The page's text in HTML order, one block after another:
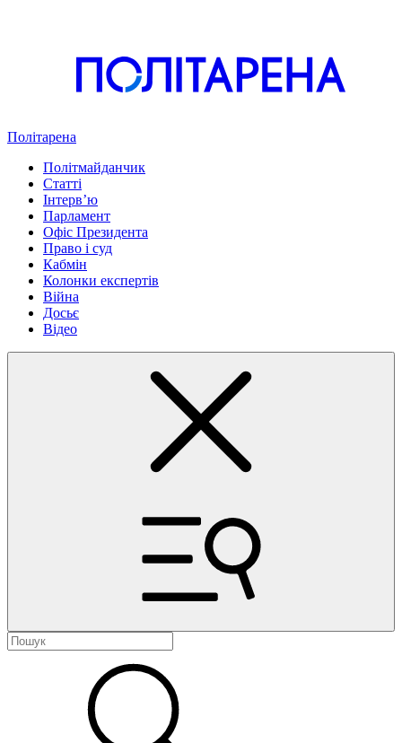
Політарена
Політмайданчик
Статті
Інтервʼю
Парламент
Офіс Президента
Право і суд
Кабмін
Колонки експертів
Війна
Досьє
Відео